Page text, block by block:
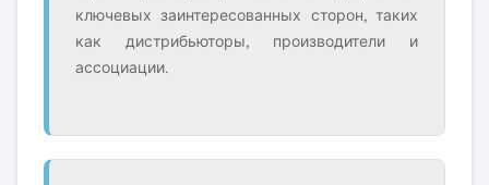
ключевых заинтересованных сторон, таких
как дистрибьюторы, производители и
ассоциации.